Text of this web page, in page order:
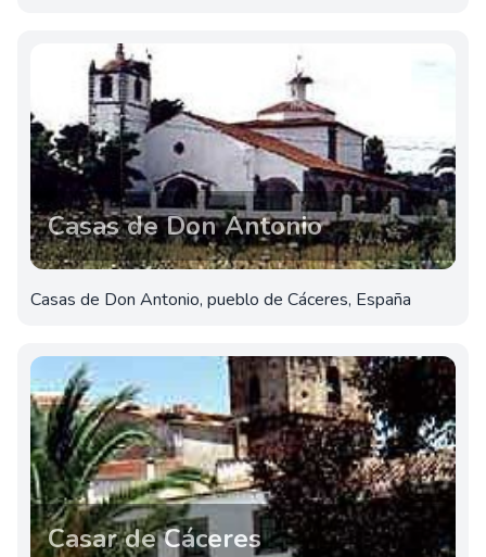
Casas de Don Antonio
Casas de Don Antonio, pueblo de Cáceres, España
Casar de Cáceres